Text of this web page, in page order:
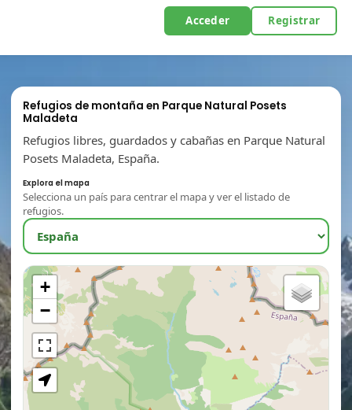
Acceder Registrar
Refugios de montaña en Parque Natural Posets
Maladeta
Refugios libres, guardados y cabañas en Parque Natural
Posets Maladeta, España.
Explora el mapa
Selecciona un país para centrar el mapa y ver el listado de
refugios.
+
−